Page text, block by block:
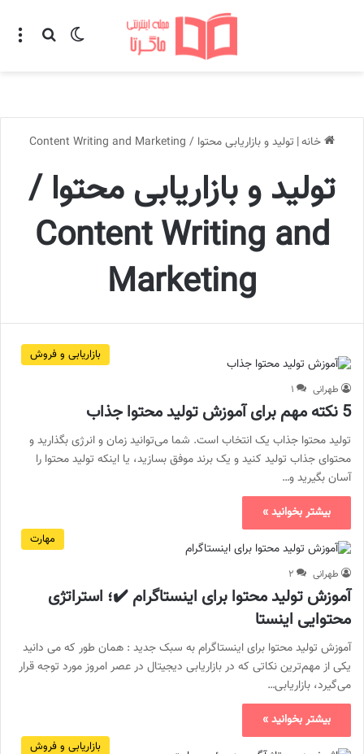
تغییر پوسته
خانه| تولید و بازاریابی محتوا / Content Writing and Marketing
تولید و بازاریابی محتوا /
Content Writing and
Marketing
بازاریابی و فروش
طهرانی ۱
5 نکته مهم برای آموزش تولید محتوا جذاب
تولید محتوا جذاب یک انتخاب است. شما می‌توانید زمان و انرژی بگذارید و
محتوای جذاب تولید کنید و یک برند موفق بسازید، یا اینکه تولید محتوا را
آسان بگیرید و…
بیشتر بخوانید »
مهارت
طهرانی ۲
آموزش تولید محتوا برای اینستاگرام ✔️؛ استراتژی
محتوایی اینستا
آموزش تولید محتوا برای اینستاگرام به سبک جدید : همان طور که می دانید
یکی از مهم‌ترین نکاتی که در بازاریابی دیجیتال در عصر امروز مورد توجه قرار
می‌گیرد، بازاریابی…
بیشتر بخوانید »
بازاریابی و فروش